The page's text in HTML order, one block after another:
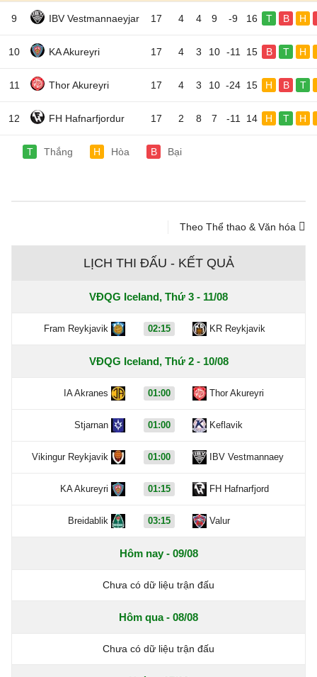
9 IBV Vestmannaeyjar 17 4 4 9 -9 16 T B H
10 KA Akureyri 17 4 3 10 -11 15 B T H
11 Thor Akureyri 17 4 3 10 -24 15 H B T
12 FH Hafnarfjordur 17 2 8 7 -11 14 H T H
T Thắng H Hòa B Bại
Theo Thể thao & Văn hóa
LỊCH THI ĐẤU - KẾT QUẢ
VĐQG Iceland, Thứ 3 - 11/08
Fram Reykjavik 02:15 KR Reykjavik
VĐQG Iceland, Thứ 2 - 10/08
IA Akranes 01:00 Thor Akureyri
Stjarnan 01:00 Keflavik
Vikingur Reykjavik 01:00 IBV Vestmannaey
KA Akureyri 01:15 FH Hafnarfjord
Breidablik 03:15 Valur
Hôm nay - 09/08
Chưa có dữ liệu trận đấu
Hôm qua - 08/08
Chưa có dữ liệu trận đấu